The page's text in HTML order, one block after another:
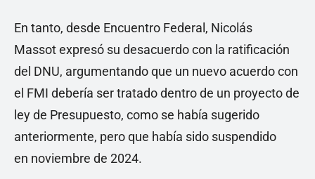
En tanto, desde Encuentro Federal, Nicolás
Massot expresó su desacuerdo con la ratificación
del DNU, argumentando que un nuevo acuerdo con
el FMI debería ser tratado dentro de un proyecto de
ley de Presupuesto, como se había sugerido
anteriormente, pero que había sido suspendido
en noviembre de 2024.